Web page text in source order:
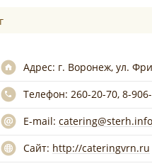
Адрес: г. Воронеж, ул.
Телефон: 260-20-70, 8-
E-mail: catering@sterh.info
Сайт: http://cateringvrn.ru